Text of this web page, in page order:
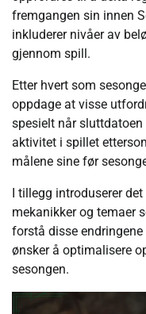
fremgangen sin innen
inkluderer nivåer av
gjennom spill.
Etter hvert som
oppdage at visse
spesielt når
aktivitet i spillet
målene sine før
I tillegg introduserer
mekanikker og temaer
forstå disse endringene
ønsker å optimalisere
sesongen.